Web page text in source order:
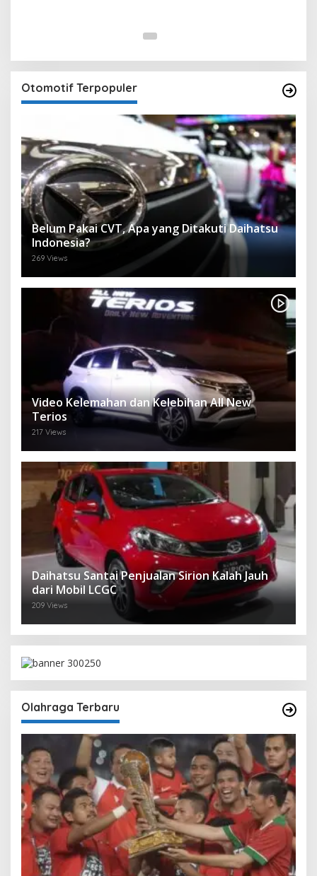
Otomotif Terpopuler
Belum Pakai CVT, Apa yang Ditakuti Daihatsu
Indonesia?
269 Views
Video Kelemahan dan Kelebihan All New
Terios
217 Views
Daihatsu Santai Penjualan Sirion Kalah Jauh
dari Mobil LCGC
209 Views
Olahraga Terbaru